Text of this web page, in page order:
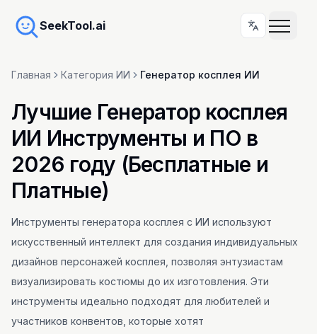
SeekTool.ai
Главная Категория ИИ Генератор косплея ИИ
Лучшие Генератор косплея
ИИ Инструменты и ПО в
2026 году (Бесплатные и
Платные)
Инструменты генератора косплея с ИИ используют
искусственный интеллект для создания индивидуальных
дизайнов персонажей косплея, позволяя энтузиастам
визуализировать костюмы до их изготовления. Эти
инструменты идеально подходят для любителей и
участников конвентов, которые хотят